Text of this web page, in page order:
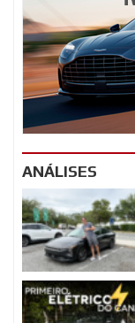
ANÁLISES